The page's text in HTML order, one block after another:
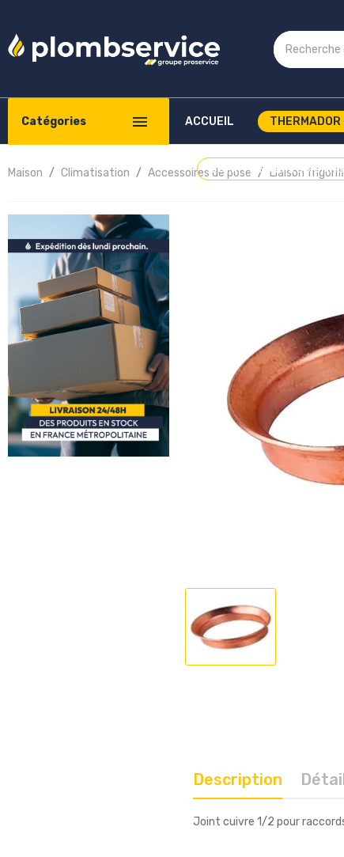
Catégories ACCUEIL
COMPTE
Maison Climatisation Accessoires de pose Liaison
Description
Joint cuivre 1/2 pour